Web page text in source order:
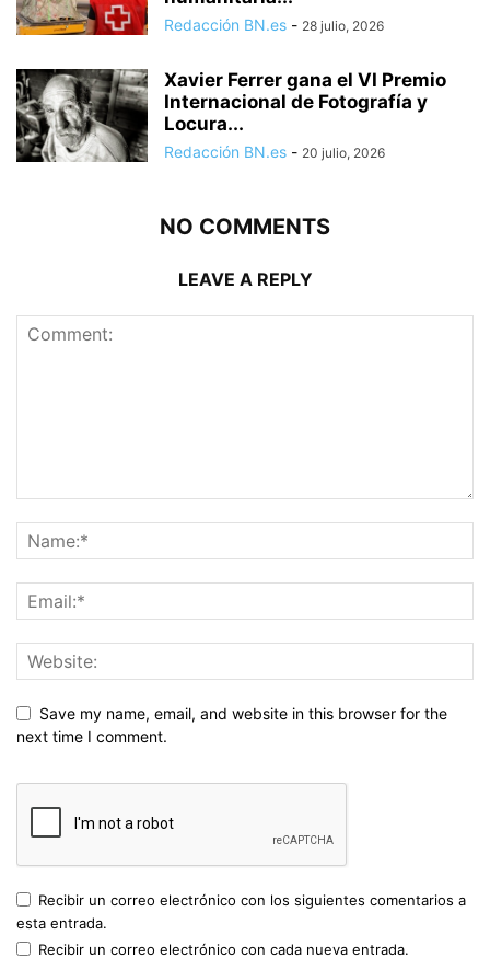
Redacción BN.es - 28 julio, 2026
Xavier Ferrer gana el VI Premio
Internacional de Fotografía y
Locura...
Redacción BN.es - 20 julio, 2026
NO COMMENTS
LEAVE A REPLY
Save my name, email, and website in this browser for the
next time I comment.
Recibir un correo electrónico con los siguientes comentarios a
esta entrada.
Recibir un correo electrónico con cada nueva entrada.